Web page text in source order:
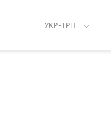
УКР - ГРН